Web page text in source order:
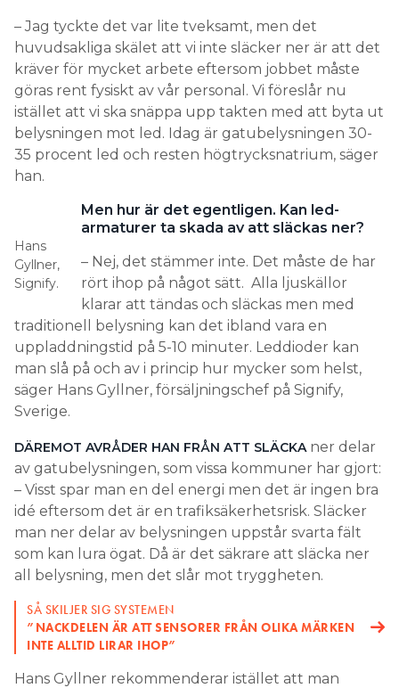
– Jag tyckte det var lite tveksamt, men det
huvudsakliga skälet att vi inte släcker ner är att det
kräver för mycket arbete eftersom jobbet måste
göras rent fysiskt av vår personal. Vi föreslår nu
istället att vi ska snäppa upp takten med att byta ut
belysningen mot led. Idag är gatubelysningen 30-
35 procent led och resten högtrycksnatrium, säger
han.
Hans
Gyllner,
Signify.
Men hur är det egentligen. Kan led-
armaturer ta skada av att släckas ner?
– Nej, det stämmer inte. Det måste de har
rört ihop på något sätt. Alla ljuskällor
klarar att tändas och släckas men med
traditionell belysning kan det ibland vara en
uppladdningstid på 5-10 minuter. Leddioder kan
man slå på och av i princip hur mycker som helst,
säger Hans Gyllner, försäljningschef på Signify,
Sverige.
DÄREMOT AVRÅDER HAN FRÅN ATT SLÄCKAner delar
av gatubelysningen, som vissa kommuner har gjort:
– Visst spar man en del energi men det är ingen bra
idé eftersom det är en trafiksäkerhetsrisk. Släcker
man ner delar av belysningen uppstår svarta fält
som kan lura ögat. Då är det säkrare att släcka ner
all belysning, men det slår mot tryggheten.
SÅ SKILJER SIG SYSTEMEN
”NACKDELEN ÄR ATT SENSORER FRÅN OLIKA MÄRKEN
INTE ALLTID LIRAR IHOP”
Hans Gyllner rekommenderar istället att man